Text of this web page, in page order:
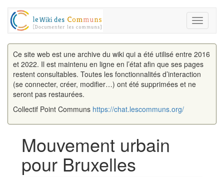
Toggle
Ce site web est une archive du wiki qui a été utilisé entre 2016
et 2022. Il est maintenu en ligne en l’état afin que ses pages
restent consultables. Toutes les fonctionnalités d’interaction
(se connecter, créer, modifier…) ont été supprimées et ne
seront pas restaurées.
Collectif Point Communs https://chat.lescommuns.org/
Mouvement urbain
pour Bruxelles